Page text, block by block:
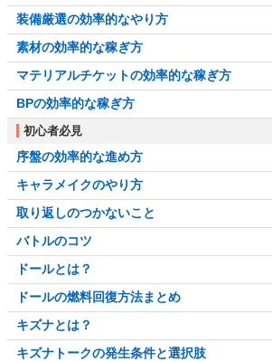
装備厳選の効率的なやり方
素材の効率的な稼ぎ方
マテリアルチケットの効率的な稼ぎ方
BPの効率的な稼ぎ方
初心者必見
序盤の効率的な進め方
キャラメイクのやり方
取り返しのつかないこと
バトルのコツ
ドールとは？
ドールの燃料回復方法まとめ
キズナとは？
キズナトークの発生条件と選択肢